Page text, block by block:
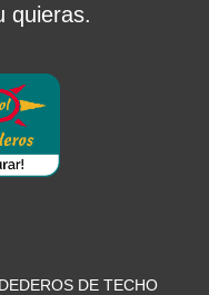
quieras.
DE TECHO